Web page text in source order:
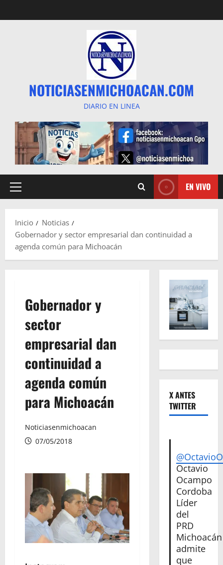
al
NOTICIASENMICHOACAN.COM
DIARIO EN LINEA
Menú
EN VIVO
Inicio
Noticias
Gobernador y sector empresarial dan continuidad a
agenda común para Michoacán
Gobernador y
sector
empresarial dan
continuidad a
agenda común
para Michoacán
Noticiasenmichoacan
07/05/2018
X ANTES
TWITTER
Octavio
Ocampo
Cordoba
Líder
del
PRD
Michoacán
admite
que